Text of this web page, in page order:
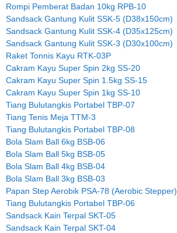
Rompi Pemberat Badan 10kg RPB-10
Sandsack Gantung Kulit SSK-5 (D38x150cm)
Sandsack Gantung Kulit SSK-4 (D35x125cm)
Sandsack Gantung Kulit SSK-3 (D30x100cm)
Raket Tonnis Kayu RTK-03P
Cakram Kayu Super Spin 2kg SS-20
Cakram Kayu Super Spin 1.5kg SS-15
Cakram Kayu Super Spin 1kg SS-10
Tiang Bulutangkis Portabel TBP-07
Tiang Tenis Meja TTM-3
Tiang Bulutangkis Portabel TBP-08
Bola Slam Ball 6kg BSB-06
Bola Slam Ball 5kg BSB-05
Bola Slam Ball 4kg BSB-04
Bola Slam Ball 3kg BSB-03
Papan Step Aerobik PSA-78 (Aerobic Stepper)
Tiang Bulutangkis Portabel TBP-06
Sandsack Kain Terpal SKT-05
Sandsack Kain Terpal SKT-04